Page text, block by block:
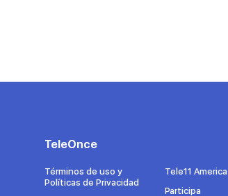
TeleOnce
Términos de uso y
Políticas de Privacidad
Tele11 America
Participa